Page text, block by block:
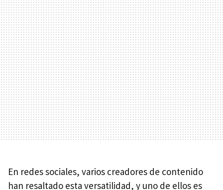
En redes sociales, varios creadores de contenido
han resaltado esta versatilidad, y uno de ellos es